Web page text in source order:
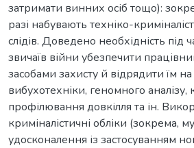
затримати винних осіб тощо):
разі набувають техніко-
слідів. Доведено необхідність під
звичаїв війни убезпечити
засобами захисту й відрядити їм
вибухотехніки, геномного аналізу,
профілювання довкілля та ін.
криміналістичні обліки (зокрема,
удосконалення із застосуванням